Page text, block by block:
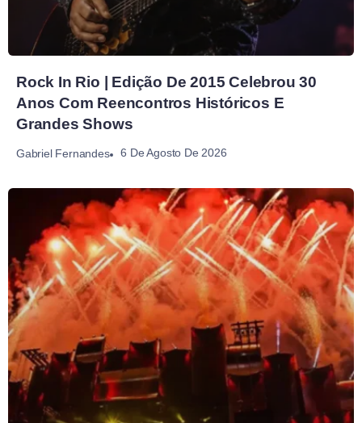
Rock In Rio | Edição De 2015 Celebrou 30
Anos Com Reencontros Históricos E
Grandes Shows
Gabriel Fernandes 6 De Agosto De 2026